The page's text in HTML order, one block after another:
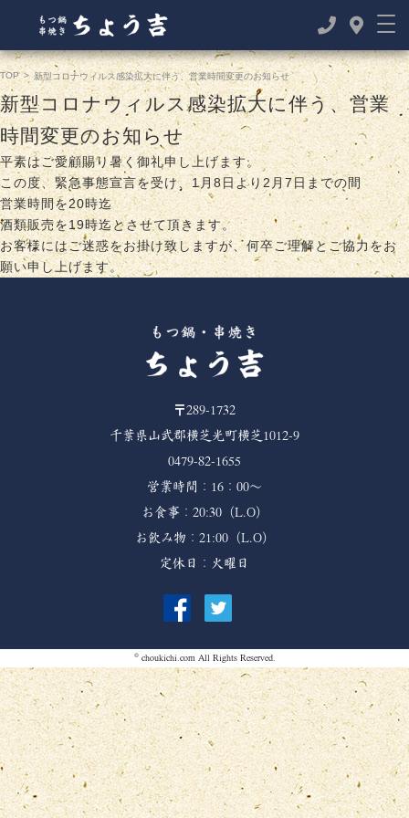
TOP > 新型コロナウィルス感染拡大に伴う、営業時間変更のお知らせ
新型コロナウィルス感染拡大に伴う、営業
時間変更のお知らせ
平素はご愛顧賜り暑く御礼申し上げます。
この度、緊急事態宣言を受け、1月8日より2月7日までの間
営業時間を20時迄
酒類販売を19時迄とさせて頂きます。
お客様にはご迷惑をお掛け致しますが、何卒ご理解とご協力をお
願い申し上げます。
〒289-1732
千葉県山武郡横芝光町横芝1012-9
0479-82-1655
営業時間：16：00～
お食事：20:30（L.O）
お飲み物：21:00（L.O）
定休日：火曜日
© choukichi.comAll Rights Reserved.